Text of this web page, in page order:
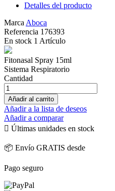
Detalles del producto
Marca Aboca
Referencia 176393
En stock 1 Artículo
Fitonasal Spray 15ml
Sistema Respiratorio
Cantidad
Añadir al carrito
Añadir a la lista de deseos
Añadir a comparar
 Últimas unidades en stock
📦 Envío GRATIS desde
Pago seguro